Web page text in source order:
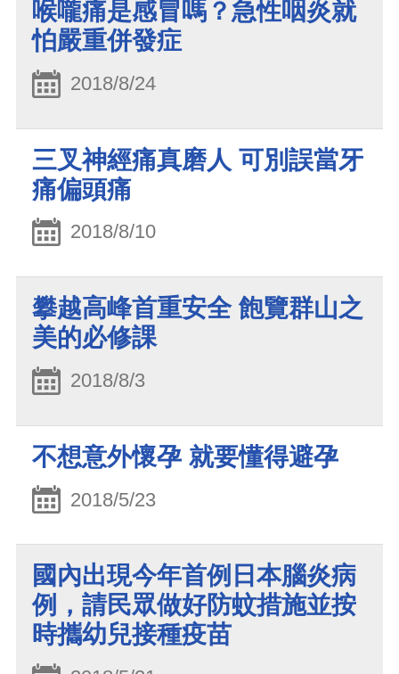
喉嚨痛是感冒嗎？急性咽炎就
怕嚴重併發症
2018/8/24
三叉神經痛真磨人 可別誤當牙
痛偏頭痛
2018/8/10
攀越高峰首重安全 飽覽群山之
美的必修課
2018/8/3
不想意外懷孕 就要懂得避孕
2018/5/23
國內出現今年首例日本腦炎病
例，請民眾做好防蚊措施並按
時攜幼兒接種疫苗